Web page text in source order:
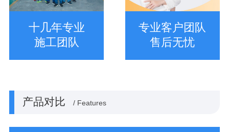
十几年专业
施工团队
专业客户团队
售后无忧
产品对比 / Features